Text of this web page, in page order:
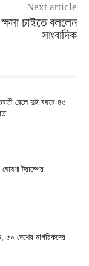
Next article
চাইতে বললেন
সাংবাদিক
রেলে দুই বছরে ৪৫
ট্রাম্পের
৫০ দেশের নাগরিকদের